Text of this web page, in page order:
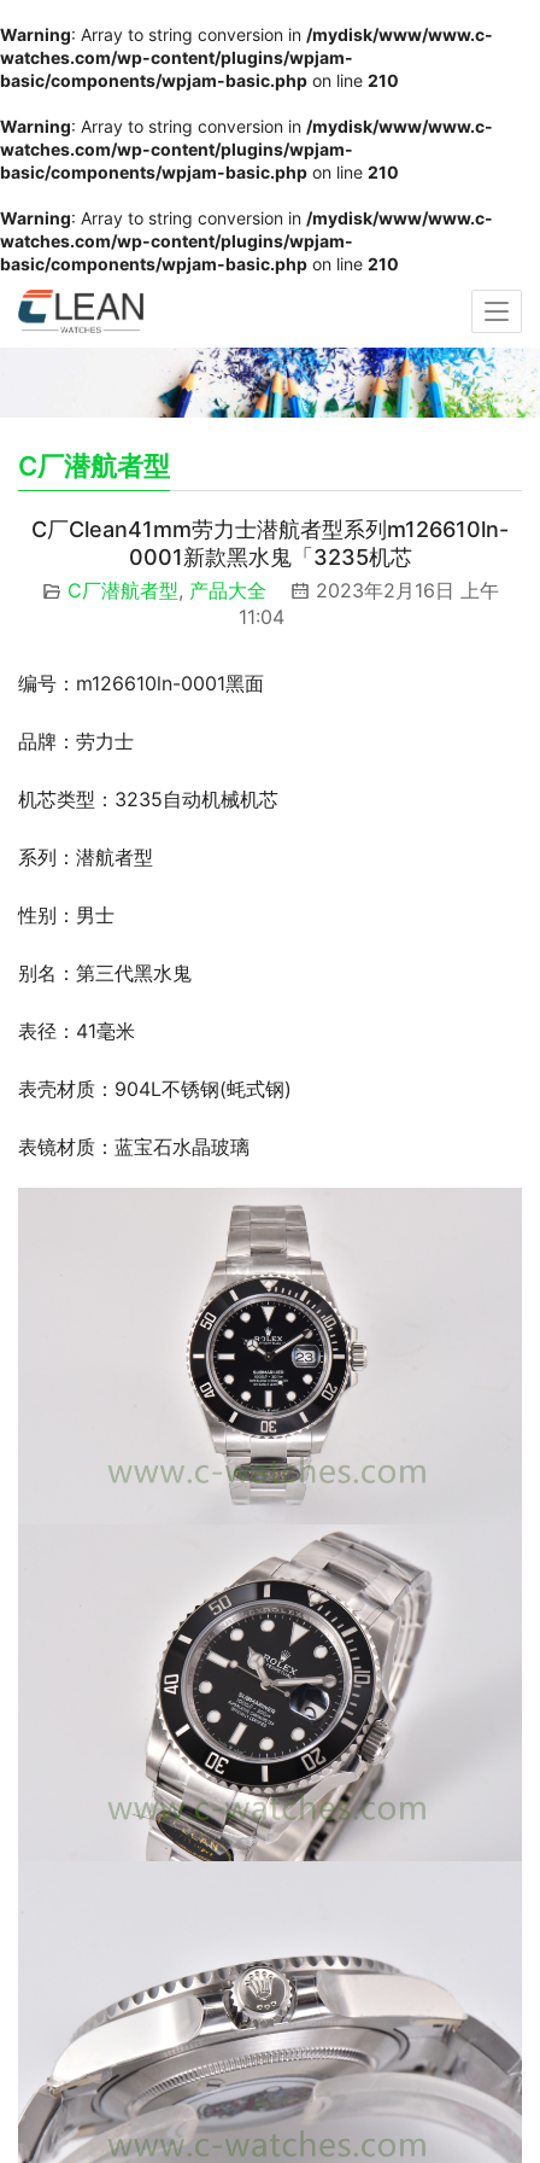
Warning: Array to string conversion in /mydisk/www/www.c-
watches.com/wp-content/plugins/wpjam-
basic/components/wpjam-basic.php on line 210
Warning: Array to string conversion in /mydisk/www/www.c-
watches.com/wp-content/plugins/wpjam-
basic/components/wpjam-basic.php on line 210
Warning: Array to string conversion in /mydisk/www/www.c-
watches.com/wp-content/plugins/wpjam-
basic/components/wpjam-basic.php on line 210
C厂潜航者型
C厂Clean41mm劳力士潜航者型系列m126610ln-
0001新款黑水鬼「3235机芯
C厂潜航者型, 产品大全
2023年2月16日 上午
11:04
编号：m126610ln-0001黑面
品牌：劳力士
机芯类型：3235自动机械机芯
系列：潜航者型
性别：男士
别名：第三代黑水鬼
表径：41毫米
表壳材质：904L不锈钢(蚝式钢)
表镜材质：蓝宝石水晶玻璃